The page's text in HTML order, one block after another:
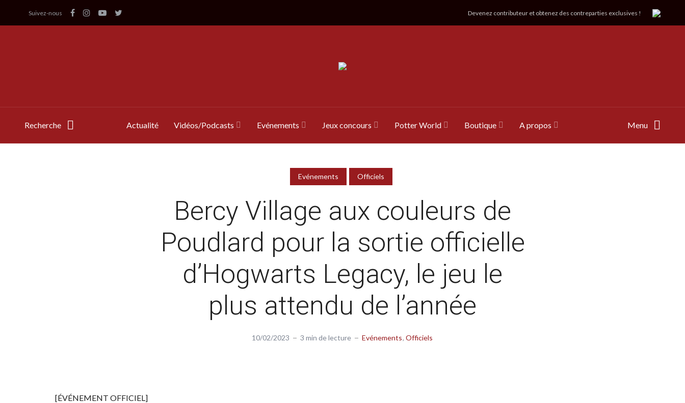
Suivez-nous Devenez contributeur et obtenez des contreparties exclusives !
Recherche Actualité Vidéos/Podcasts Evénements Jeux concours Potter World Boutique A propos Menu
Evénements Officiels
Bercy Village aux couleurs de
Poudlard pour la sortie officielle
d’Hogwarts Legacy, le jeu le
plus attendu de l’année
10/02/2023 3 min de lecture Evénements Officiels
[ÉVÉNEMENT OFFICIEL]